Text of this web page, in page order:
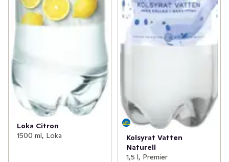
Loka Citron
1500 ml, Loka
Kolsyrat Vatten
Naturell
1,5 l, Premier